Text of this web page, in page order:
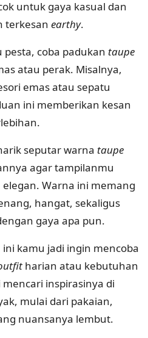
untuk gaya kasual dan
terkesan earthy.
coba padukan taupe
atau perak. Misalnya,
emas atau sepatu
ini memberikan kesan
seputar warna taupe
agar tampilanmu
Warna ini memang
hangat, sekaligus
gaya apa pun.
kamu jadi ingin mencoba
harian atau kebutuhan
inspirasinya di
mulai dari pakaian,
nuansanya lembut.